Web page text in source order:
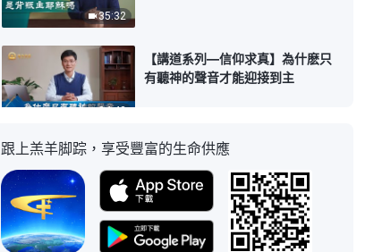
35:32
34:42
【講道系列—信仰求真】為什麽只
有聽神的聲音才能迎接到主
37:00
【講道系列—信仰求真】神為什麽
要在末世作審判工作
【講道系列—信仰求真】救世主降
跟上羔羊脚踪，享受豐富的生命供應